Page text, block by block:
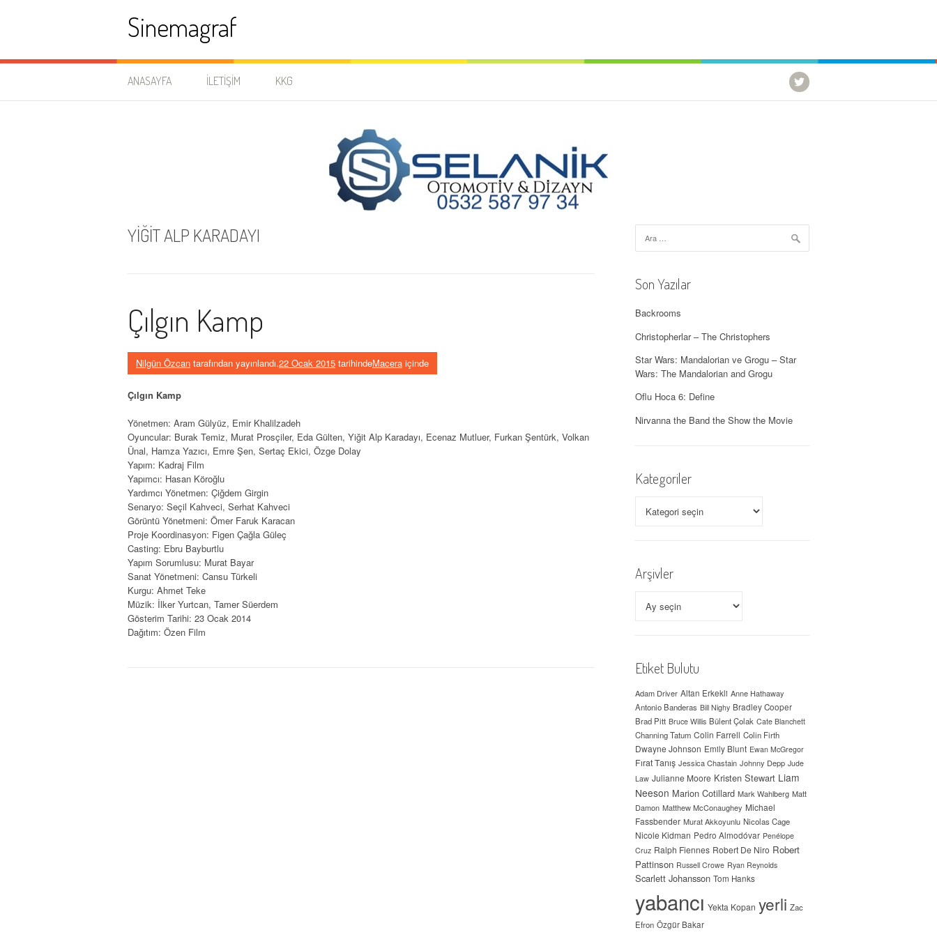
Sinemagraf
ANASAYFA İLETIŞIM KKG
YIĞIT ALP KARADAYI
Çılgın Kamp
Nilgün Özcan tarafından yayınlandı.22 Ocak 2015 tarihindeMacera içinde
Çılgın Kamp
Yönetmen: Aram Gülyüz, Emir Khalilzadeh
Oyuncular: Burak Temiz, Murat Prosçiler, Eda Gülten, Yiğit Alp Karadayı, Ecenaz Mutluer, Furkan Şentürk, Volkan
Ünal, Hamza Yazıcı, Emre Şen, Sertaç Ekici, Özge Dolay
Yapım: Kadraj Film
Yapımcı: Hasan Köroğlu
Yardımcı Yönetmen: Çiğdem Girgin
Senaryo: Seçil Kahveci, Serhat Kahveci
Görüntü Yönetmeni: Ömer Faruk Karacan
Proje Koordinasyon: Figen Çağla Güleç
Casting: Ebru Bayburtlu
Yapım Sorumlusu: Murat Bayar
Sanat Yönetmeni: Cansu Türkeli
Kurgu: Ahmet Teke
Müzik: İlker Yurtcan, Tamer Süerdem
Gösterim Tarihi: 23 Ocak 2014
Dağıtım: Özen Film
Son Yazılar
Backrooms
Christopherlar – The Christophers
Star Wars: Mandalorian ve Grogu – Star
Wars: The Mandalorian and Grogu
Oflu Hoca 6: Define
Nirvanna the Band the Show the Movie
Kategoriler
Arşivler
Etiket Bulutu
Adam Driver Altan Erkekli Anne Hathaway
Antonio Banderas Bill Nighy Bradley Cooper
Brad Pitt Bruce Willis Bülent Çolak Cate Blanchett
Channing Tatum Colin Farrell Colin Firth
Dwayne Johnson Emily Blunt Ewan McGregor
Fırat Tanış Jessica Chastain Johnny Depp Jude
Law Julianne Moore Kristen Stewart Liam
Neeson Marion Cotillard Mark Wahlberg Matt
Damon Matthew McConaughey Michael
Fassbender Murat Akkoyunlu Nicolas Cage
Nicole Kidman Pedro Almodóvar Penélope
Cruz Ralph Fiennes Robert De Niro Robert
Pattinson Russell Crowe Ryan Reynolds
Scarlett Johansson Tom Hanks
yabancı Yekta Kopan yerli Zac
Efron Özgür Bakar